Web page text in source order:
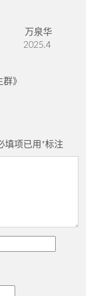
万泉华
2025.4
》
填项已用*标注